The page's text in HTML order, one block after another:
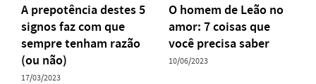
A prepotência destes 5
signos faz com que
sempre tenham razão
(ou não)
17/03/2023
O homem de Leão no
amor: 7 coisas que
você precisa saber
10/06/2023